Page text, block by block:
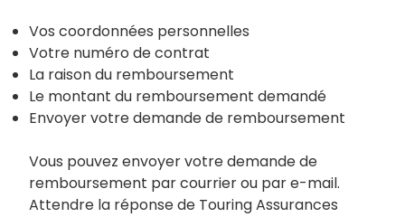
Vos coordonnées personnelles
Votre numéro de contrat
La raison du remboursement
Le montant du remboursement demandé
Envoyer votre demande de remboursement
Vous pouvez envoyer votre demande de
remboursement par courrier ou par e-mail.
Attendre la réponse de Touring Assurances